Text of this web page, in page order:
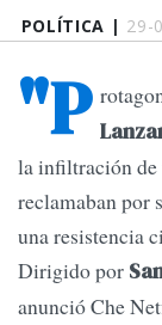
POLÍTICA | 29-
"P
la infiltración de
reclamaban por
una resistencia
Dirigido por
anunció Che